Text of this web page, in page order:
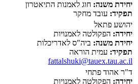
יחידת משנה: חוג לאמנות התיאטרון
תפקיד: עובד מחקר
יהושע פתאל
יחידה: הפקולטה לאמנויות
יחידת משנה: ביה"ס לאדריכלות
תפקיד: עמית הוראה
fattalshuki@tauex.tau.ac.il
ד"ר אהוד פתחי
יחידה: הפקולטה לאמנויות